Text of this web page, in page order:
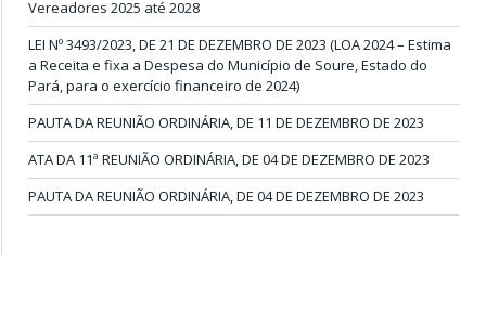
Vereadores 2025 até 2028
LEI Nº 3493/2023, DE 21 DE DEZEMBRO DE 2023 (LOA 2024 – Estima
a Receita e fixa a Despesa do Município de Soure, Estado do
Pará, para o exercício financeiro de 2024)
PAUTA DA REUNIÃO ORDINÁRIA, DE 11 DE DEZEMBRO DE 2023
ATA DA 11ª REUNIÃO ORDINÁRIA, DE 04 DE DEZEMBRO DE 2023
PAUTA DA REUNIÃO ORDINÁRIA, DE 04 DE DEZEMBRO DE 2023